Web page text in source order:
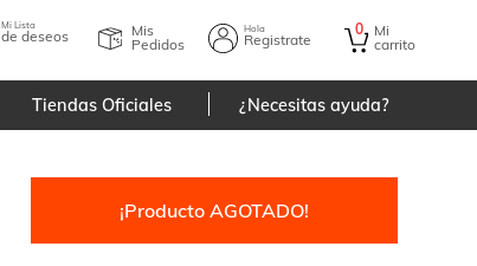
Mi Lista
de deseos
Mis
Pedidos
Hola
Registrate
0
Mi
carrito
Tiendas Oficiales ¿Necesitas ayuda?
¡Producto AGOTADO!